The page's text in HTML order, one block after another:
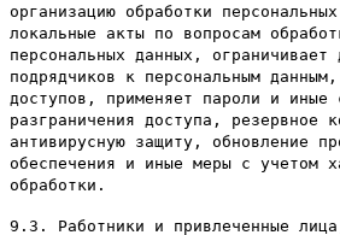
организацию обработки
локальные акты по вопросам
персональных данных, ограничивает
подрядчиков к персональным
доступов, применяет пароли и иные
разграничения доступа, резервное
антивирусную защиту, обновление
обеспечения и иные меры с учетом
обработки.
9.3. Работники и привлеченные